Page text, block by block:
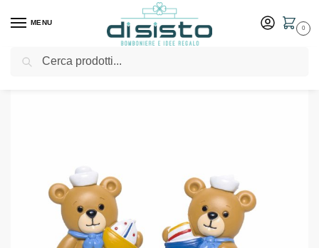
MENU
0
Home Shop Bomboniere